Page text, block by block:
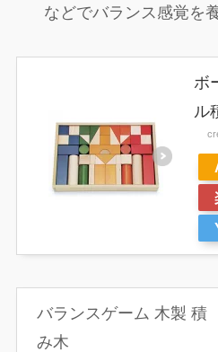
などでバランス感覚を
ボ
ル
バランスゲーム 木製 積
み木